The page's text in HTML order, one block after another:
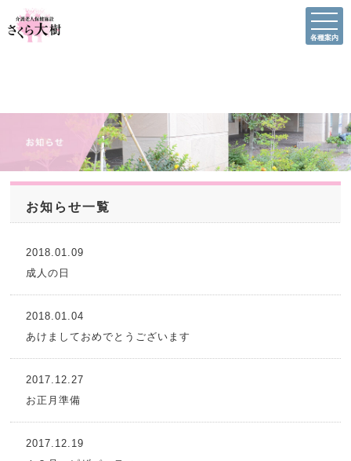
各種案内
お知らせ一覧
2018.01.09
成人の日
2018.01.04
あけましておめでとうございます
2017.12.27
お正月準備
2017.12.19